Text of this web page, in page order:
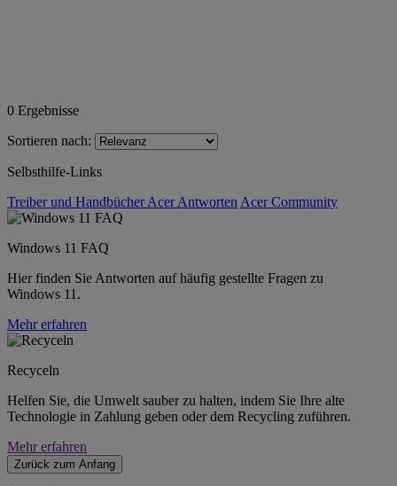
0 Ergebnisse
Sortieren nach:
Selbsthilfe-Links
Treiber und HandbücherAcer Antworten Acer Community
Windows 11 FAQ
Hier finden Sie Antworten auf häufig gestellte Fragen zu
Windows 11.
Mehr erfahren
Recyceln
Helfen Sie, die Umwelt sauber zu halten, indem Sie Ihre alte
Technologie in Zahlung geben oder dem Recycling zuführen.
Mehr erfahren
Zurück zum Anfang